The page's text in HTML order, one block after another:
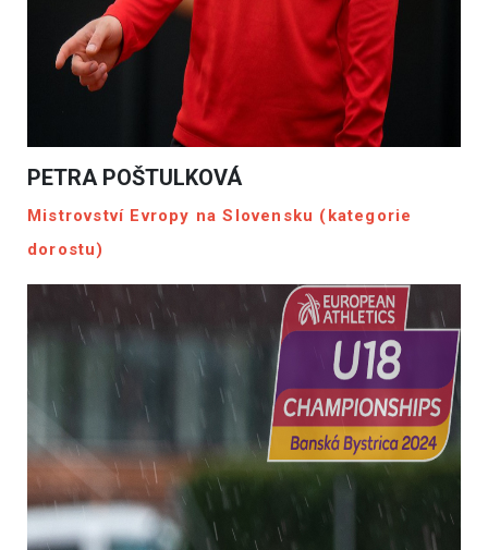
PETRA POŠTULKOVÁ
Mistrovství Evropy na Slovensku (kategorie
dorostu)